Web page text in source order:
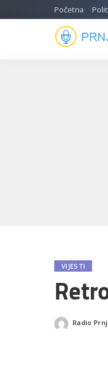
Početna
VIJESTI
Posted
Radio